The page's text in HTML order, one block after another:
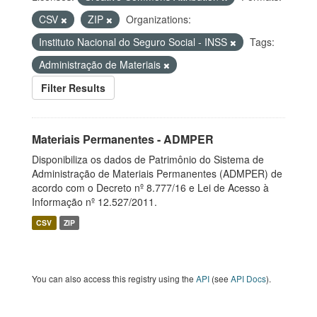
CSV
ZIP
Organizations:
Instituto Nacional do Seguro Social - INSS
Tags:
Administração de Materiais
Filter Results
Materiais Permanentes - ADMPER
Disponibiliza os dados de Patrimônio do Sistema de
Administração de Materiais Permanentes (ADMPER) de
acordo com o Decreto nº 8.777/16 e Lei de Acesso à
Informação nº 12.527/2011.
CSV ZIP
You can also access this registry using the API (see API Docs).